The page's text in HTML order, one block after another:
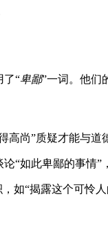
了“卑鄙”一词。他们
尚”质疑才能与道
“如此卑鄙的事情”
如“揭露这个可怜人